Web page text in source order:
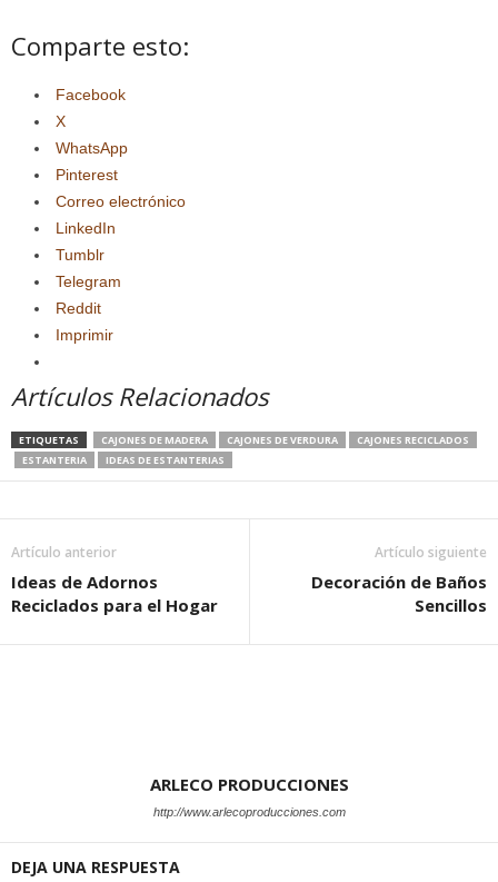
Comparte esto:
Facebook
X
WhatsApp
Pinterest
Correo electrónico
LinkedIn
Tumblr
Telegram
Reddit
Imprimir
Artículos Relacionados
ETIQUETAS CAJONES DE MADERA CAJONES DE VERDURA
CAJONES RECICLADOS
ESTANTERIA
IDEAS DE ESTANTERIAS
Artículo anterior
Ideas de Adornos
Reciclados para el Hogar
Artículo siguiente
Decoración de Baños
Sencillos
ARLECO PRODUCCIONES
http://www.arlecoproducciones.com
DEJA UNA RESPUESTA